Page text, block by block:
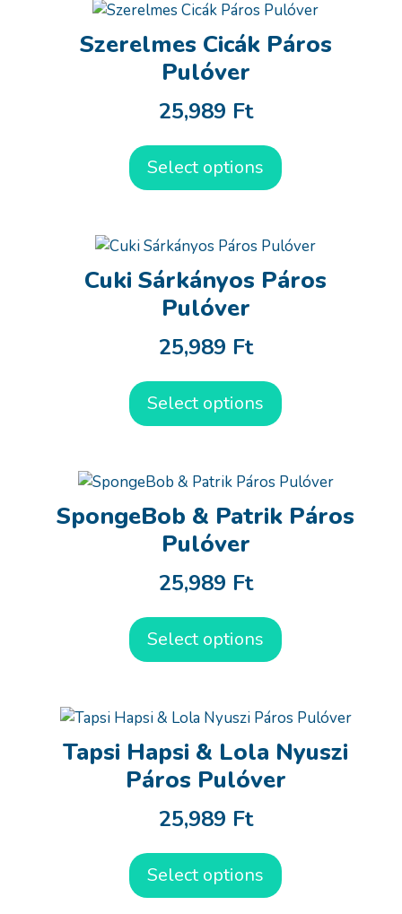
Szerelmes Cicák Páros
Pulóver
25,989 Ft
Select options
Cuki Sárkányos Páros
Pulóver
25,989 Ft
Select options
SpongeBob & Patrik Páros
Pulóver
25,989 Ft
Select options
Tapsi Hapsi & Lola Nyuszi
Páros Pulóver
25,989 Ft
Select options